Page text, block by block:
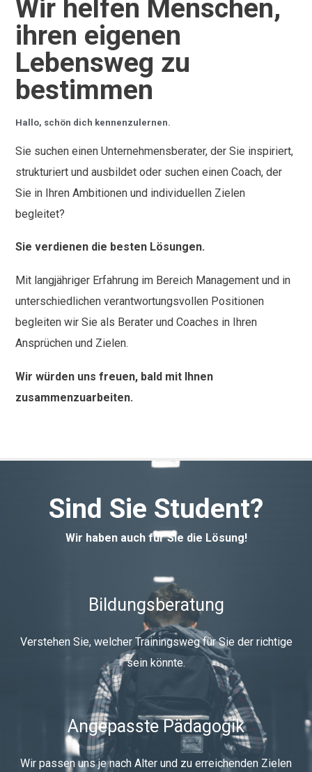
Wir helfen Menschen,
ihren eigenen
Lebensweg zu
bestimmen
Hallo, schön dich kennenzulernen.
Sie suchen einen Unternehmensberater, der Sie inspiriert,
strukturiert und ausbildet oder suchen einen Coach, der
Sie in Ihren Ambitionen und individuellen Zielen
begleitet?
Sie verdienen die besten Lösungen.
Mit langjähriger Erfahrung im Bereich Management und in
unterschiedlichen verantwortungsvollen Positionen
begleiten wir Sie als Berater und Coaches in Ihren
Ansprüchen und Zielen.
Wir würden uns freuen, bald mit Ihnen
zusammenzuarbeiten.
Sind Sie Student?
Wir haben auch für Sie die Lösung!
Bildungsberatung
Verstehen Sie, welcher Trainingsweg für Sie der richtige
sein könnte.
Angepasste Pädagogik
Wir passen uns je nach Alter und zu erreichenden Zielen